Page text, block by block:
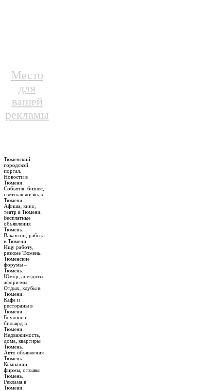
Место
для
вашей
рекламы
Тюменский
городской
портал.
Новости в
Тюмени.
События, бизнес,
светская жизнь в
Тюмени.
Афиша, кино,
театр в Тюмени.
Бесплатные
объявления
Тюмень.
Вакансии, работа
в Тюмени.
Ищу работу,
резюме Тюмень.
Тюменские
форумы –
Тюмень.
Юмор, анекдоты,
афоризмы.
Отдых, клубы в
Тюмени.
Кафе и
рестораны в
Тюмени.
Боулинг и
бильярд в
Тюмени.
Недвижимость,
дома, квартиры
Тюмень.
Авто объявления
Тюмень.
Компании,
фирмы, отзывы
Тюмень.
Реклама в
Тюмени.